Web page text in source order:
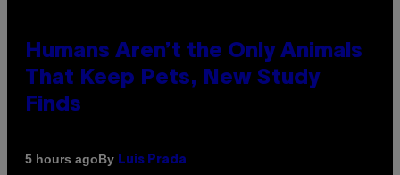
Humans Aren’t the Only Animals
That Keep Pets, New Study
Finds
5 hours agoBy Luis Prada